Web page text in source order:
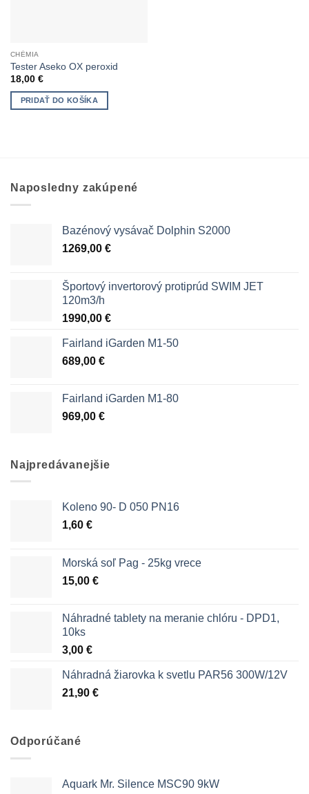
CHÉMIA
Tester Aseko OX peroxid
18,00 €
PRIDAŤ DO KOŠÍKA
Naposledny zakúpené
Bazénový vysávač Dolphin S2000
1269,00 €
Športový invertorový protiprúd SWIM JET
120m3/h
1990,00 €
Fairland iGarden M1-50
689,00 €
Fairland iGarden M1-80
969,00 €
Najpredávanejšie
Koleno 90- D 050 PN16
1,60 €
Morská soľ Pag - 25kg vrece
15,00 €
Náhradné tablety na meranie chlóru - DPD1,
10ks
3,00 €
Náhradná žiarovka k svetlu PAR56 300W/12V
21,90 €
Odporúčané
Aquark Mr. Silence MSC90 9kW